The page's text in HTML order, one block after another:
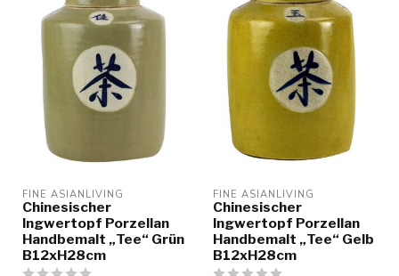
FINE ASIANLIVING
Chinesischer
Ingwertopf Porzellan
Handbemalt „Tee“ Grün
B12xH28cm
FINE ASIANLIVING
Chinesischer
Ingwertopf Porzellan
Handbemalt „Tee“ Gelb
B12xH28cm